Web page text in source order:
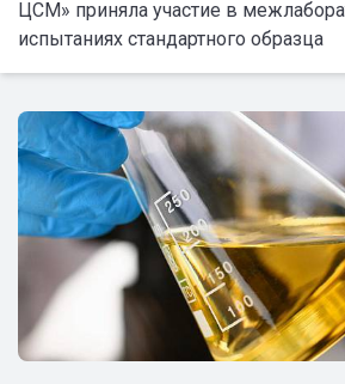
ЦСМ» приняла участие в
испытаниях стандартного образца